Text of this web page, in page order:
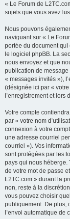
« Le Forum de
sujets que vous avez
Nous pouvons
naviguant sur « Le
portée du document
le logiciel phpBB. La
nous envoyez et que
publication de
« messages invités »),
(désignée ici par «
l’enregistrement et lors
Votre compte
par « votre nom
connexion à votre
une adresse courriel
courriel »). Vos
sont protégées par les
pays qui nous héberge.
de votre mot de passe
L2TC.com » durant la
non, reste à la
vous pouvez choisir
publiquement. De plus,
l’envoi automatique de